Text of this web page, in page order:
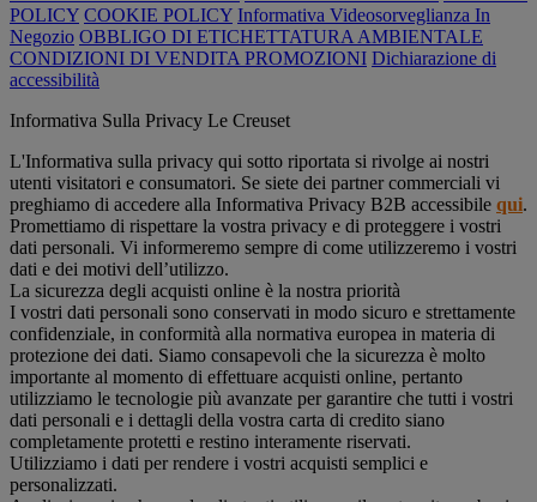
POLICY COOKIE POLICY Informativa Videosorveglianza In
Negozio OBBLIGO DI ETICHETTATURA AMBIENTALE
CONDIZIONI DI VENDITA PROMOZIONI Dichiarazione di
accessibilità
Informativa Sulla Privacy Le Creuset
L'Informativa sulla privacy qui sotto riportata si rivolge ai nostri
utenti visitatori e consumatori. Se siete dei partner commerciali vi
preghiamo di accedere alla Informativa Privacy B2B accessibile qui.
Promettiamo di rispettare la vostra privacy e di proteggere i vostri
dati personali. Vi informeremo sempre di come utilizzeremo i vostri
dati e dei motivi dell’utilizzo.
La sicurezza degli acquisti online è la nostra priorità
I vostri dati personali sono conservati in modo sicuro e strettamente
confidenziale, in conformità alla normativa europea in materia di
protezione dei dati. Siamo consapevoli che la sicurezza è molto
importante al momento di effettuare acquisti online, pertanto
utilizziamo le tecnologie più avanzate per garantire che tutti i vostri
dati personali e i dettagli della vostra carta di credito siano
completamente protetti e restino interamente riservati.
Utilizziamo i dati per rendere i vostri acquisti semplici e
personalizzati.